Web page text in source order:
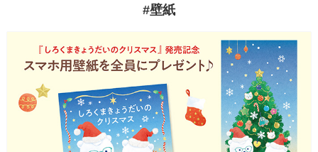
#壁紙